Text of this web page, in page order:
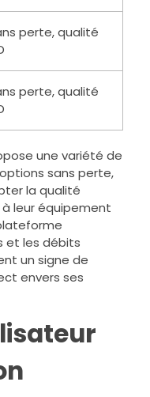
perte, qualité
perte, qualité
une variété de
sans perte,
la qualité
leur équipement
et les débits
un signe de
envers ses